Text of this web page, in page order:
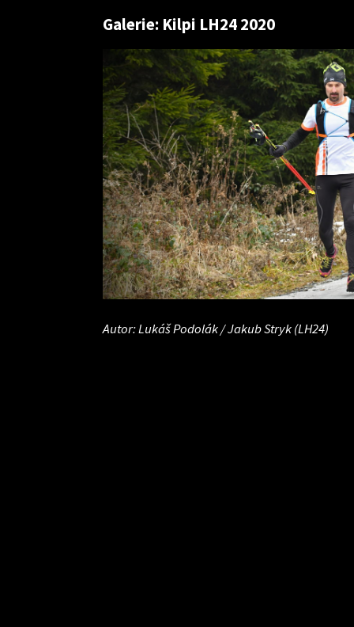
Galerie: Kilpi LH24 2020
Autor: Lukáš Podolák / Jakub Stryk (LH24)